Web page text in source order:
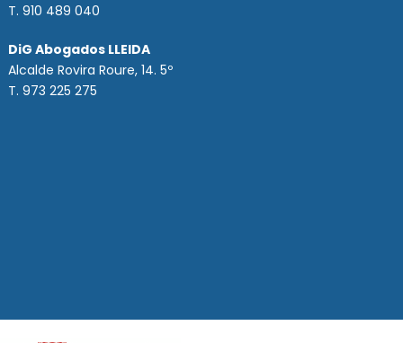
T.910 489 040
DiG Abogados LLEIDA
Alcalde Rovira Roure, 14. 5º
T. 973 225 275